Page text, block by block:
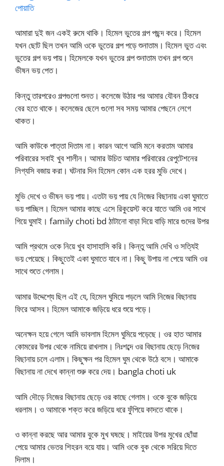
পোয়াতি
আমারা দুই জন একই রুমে থাকি। হিমেল ভুতের গল্প পছন্দ করে। হিমেল
যখন ছোট ছিল তখন আমি ওকে ভুতের গল্প পড়ে শুনাতাম। হিমেল ভুত এবং
ভুতের গল্প ভয় পায়। হিমেলকে যখন ভুতের গল্প শুনাতাম তখন গল্প শুনে
ভীষন ভয় পেত।
কিন্তু তারপরেও গল্পগুলো শুনত। কলেজে উঠার পর আমার যৌবন ঠিকরে
বের হতে থাকে। কলেজের ছেলে গুলো সব সময় আমার পেছনে লেগে
থাকত।
আমি কাউকে পাত্তা দিতাম না। কারন আগে আমি মনে করতাম আমার
পরিবারের সবাই খুব শালীন। আমার উচিত আমার পরিবারের রেপুটেশনের
লিগ্যসি বজায় করা। ঘটনার দিন হিমেল কোন এক হরর মুভি দেখে।
মুভি দেখে ও ভীষন ভয় পায়। এতটা ভয় পায় যে নিজের বিছানায় একা ঘুমাতে
ভয় পাচ্ছিল। হিমেল আমার কাছে এসে রিকুয়েস্ট করে যাতে আমি ওর সাথে
গিয়ে ঘুমাই। family choti bd ঠাটানো বাড়া দিয়ে বাড়ি মারে গুদের উপর
আমি প্রথমে ওকে নিয়ে খুব হাসাহাসি করি। কিন্তু আমি দেখি ও সত্যিই
ভয় পেয়েছে। কিছুতেই একা ঘুমাতে যাবে না। কিছু উপায় না পেয়ে আমি ওর
সাথে শুতে গেলাম।
আমার উদ্দেশ্যে ছিল এই যে, হিমেল ঘুমিয়ে পড়লে আমি নিজের বিছানায়
ফিরে আসব। হিমেল আমাকে জড়িয়ে ধরে শুয়ে পড়ে।
অনেক্ষন হয়ে গেলে আমি ভাবলাম হিমেল ঘুমিয়ে পড়েছে। ওর হাত আমার
কোমরের উপর থেকে নামিয়ে রাখলাম। নিঃশব্দে ওর বিছানায় ছেড়ে নিজের
বিছানায় চলে এলাম। কিছুক্ষন পর হিমেল ঘুম থেকে উঠে বসে। আমাকে
বিছানায় না দেখে কান্না শুরু করে দেয়। bangla choti uk
আমি দৌড়ে নিজের বিছানায় ছেড়ে ওর কাছে গেলাম। ওকে বুকে জড়িয়ে
ধরলাম। ও আমাকে শক্ত করে জড়িয়ে ধরে ফুঁপিয়ে কাদতে থাকে।
ও কান্না করছে আর আমার বুকে মুখ ঘষছে। মাইয়ের উপর মুখের ছোঁয়া
পেয়ে আমার ভেতর শিহরন বয়ে যায়। আমি ওকে বুক থেকে সরিয়ে দিতে
দিলাম।